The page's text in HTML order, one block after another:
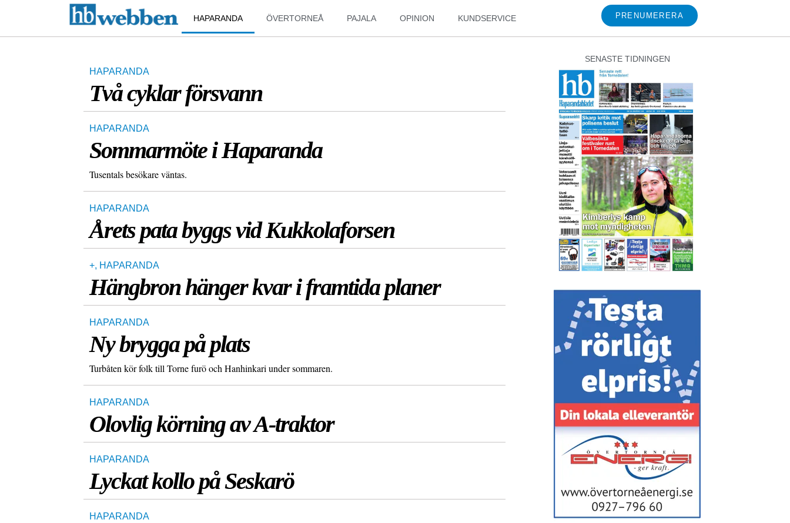
HAPARANDA ÖVERTORNEÅ PAJALA OPINION KUNDSERVICE PRENUMERERA
HAPARANDA
Två cyklar försvann
HAPARANDA
Sommarmöte i Haparanda
Tusentals besökare väntas.
HAPARANDA
Årets pata byggs vid Kukkolaforsen
+, HAPARANDA
Hängbron hänger kvar i framtida planer
HAPARANDA
Ny brygga på plats
Turbåten kör folk till Torne furö och Hanhinkari under sommaren.
HAPARANDA
Olovlig körning av A-traktor
HAPARANDA
Lyckat kollo på Seskarö
HAPARANDA
SENASTE TIDNINGEN